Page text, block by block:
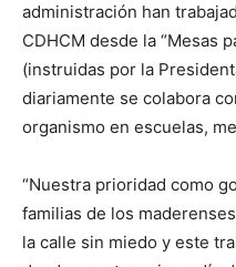
administración han
CDHCM desde la “Mesas
(instruidas por la
diariamente se colabora
organismo en escuelas,
“Nuestra prioridad como
familias de los
la calle sin miedo y este